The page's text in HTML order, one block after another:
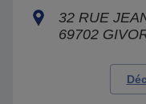
32 RUE
69702